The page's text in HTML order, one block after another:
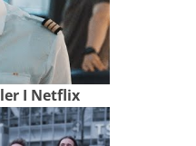
I Netflix